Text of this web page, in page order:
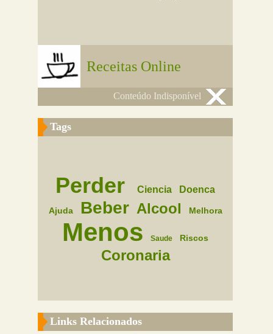
Receitas Online
Conteúdo Indisponível
Tags
Perder Ciencia Doenca
Ajuda Beber Alcool Melhora
Menos Saude Riscos
Coronaria
Links Relacionados